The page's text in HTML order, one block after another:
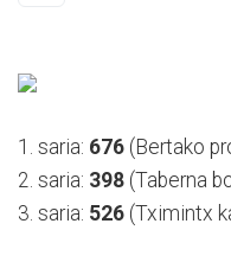
1. saria: 676 (Bertako
2. saria: 398 (Taberna
3. saria: 526 (Tximintx